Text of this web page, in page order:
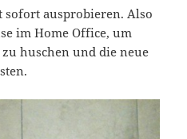
sofort ausprobieren. Also
im Home Office, um
huschen und die neue